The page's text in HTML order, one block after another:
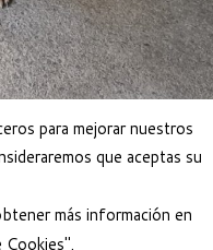
para mejorar nuestros
que aceptas su
más información en